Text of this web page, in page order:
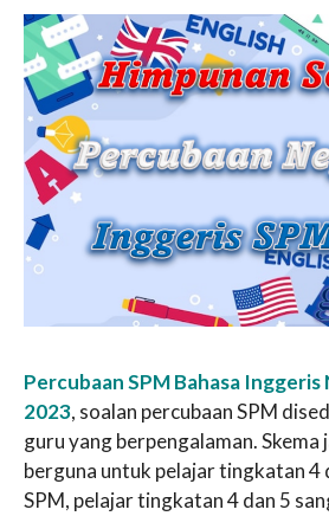
Percubaan SPM Bahasa Inggeris
2023, soalan percubaan SPM
guru yang berpengalaman. Skema
berguna untuk pelajar tingkatan 4
SPM, pelajar tingkatan 4 dan 5